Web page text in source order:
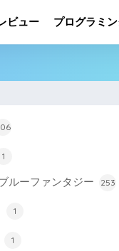
ビュー プログラミ
1
ルーファンタジー 253
1
1